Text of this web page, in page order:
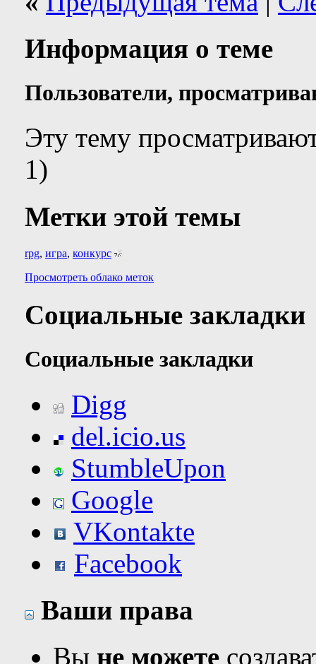
Информация о теме
Пользователи,
Эту тему
1)
Метки этой темы
rpg, игра, конкурс
Просмотреть облако меток
Социальные закладки
Социальные закладки
Digg
del.icio.us
StumbleUpon
Google
VKontakte
Facebook
Ваши права
Вы не можете